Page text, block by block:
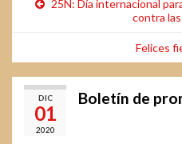
25N: Día internacional
contra
Felices
DIC
01
2020
Boletín de